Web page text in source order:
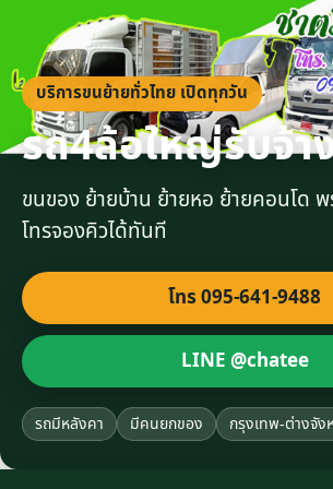
บริการขนย้ายทั่วไทย เปิดทุกวัน
รถ4ล้อใหญ่รับจ้า
ขนของ ย้ายบ้าน ย้ายหอ ย้ายคอนโด
โทรจองคิวได้ทันที
โทร 095-641-9488
LINE @chatee
รถมีหลังคา มีคนยกของ กรุงเทพ-ต่างจัง